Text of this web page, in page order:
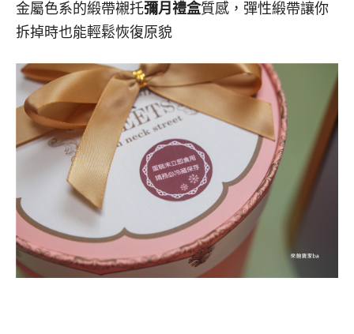
金屬色系的緞帶襯托彌月禮盒質感，彈性緞帶讓你
拆掉時也能輕鬆恢復原貌